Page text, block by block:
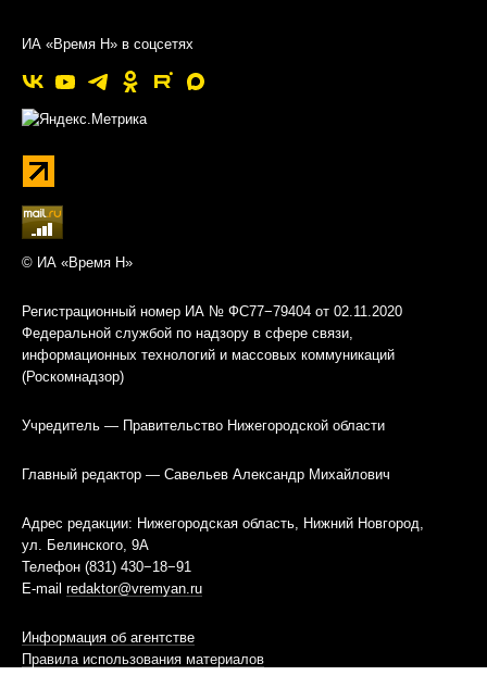
ИА «Время Н» в соцсетях
© ИА «Время Н»
Регистрационный номер ИА № ФС77−79404 от 02.11.2020
Федеральной службой по надзору в сфере связи,
информационных технологий и массовых коммуникаций
(Роскомнадзор)
Учредитель — Правительство Нижегородской области
Главный редактор — Савельев Александр Михайлович
Адрес редакции: Нижегородская область, Нижний Новгород,
ул. Белинского, 9А
Телефон (831) 430−18−91
E-mail redaktor@vremyan.ru
Информация об агентстве
Правила использования материалов